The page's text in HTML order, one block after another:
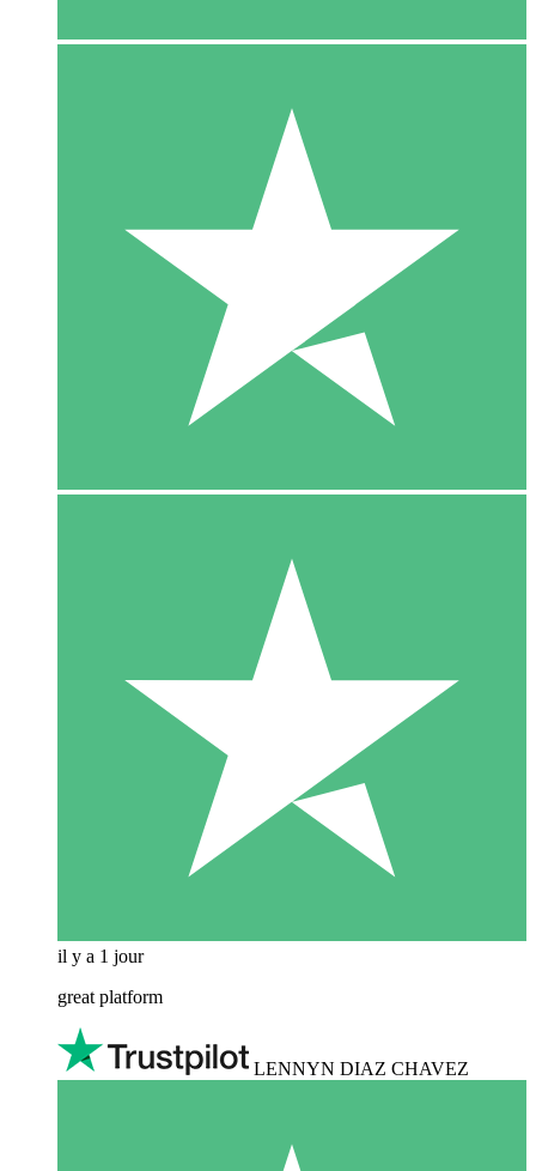
il y a 1 jour
great platform
LENNYN DIAZ CHAVEZ